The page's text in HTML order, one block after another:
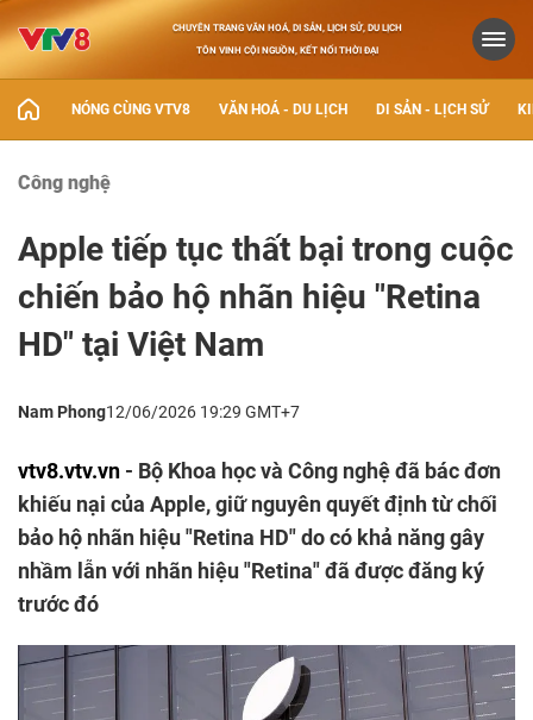
CHUYÊN TRANG VĂN HOÁ, DI SẢN, LỊCH SỬ, DU LỊCH
TÔN VINH CỘI NGUỒN, KẾT NỐI THỜI ĐẠI
NÓNG CÙNG VTV8 VĂN HOÁ - DU LỊCH DI SẢN - LỊCH SỬ
Công nghệ
Apple tiếp tục thất bại trong cuộc
chiến bảo hộ nhãn hiệu "Retina
HD" tại Việt Nam
Nam Phong12/06/2026 19:29 GMT+7
vtv8.vtv.vn - Bộ Khoa học và Công nghệ đã bác đơn
khiếu nại của Apple, giữ nguyên quyết định từ chối
bảo hộ nhãn hiệu "Retina HD" do có khả năng gây
nhầm lẫn với nhãn hiệu "Retina" đã được đăng ký
trước đó